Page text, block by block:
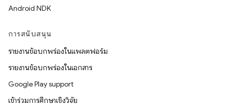
Android NDK
การสนับสนุน
รายงานข้อบกพร่องในแพลตฟอร์ม
รายงานข้อบกพร่องในเอกสาร
Google Play support
เข้าร่วมการศึกษาเชิงวิจัย